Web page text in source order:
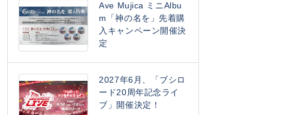
Ave Mujica ミニAlbu
m「神の名を」先着購
入キャンペーン開催決
定
2027年6月、「ブシロ
ード20周年記念ライ
ブ」開催決定！